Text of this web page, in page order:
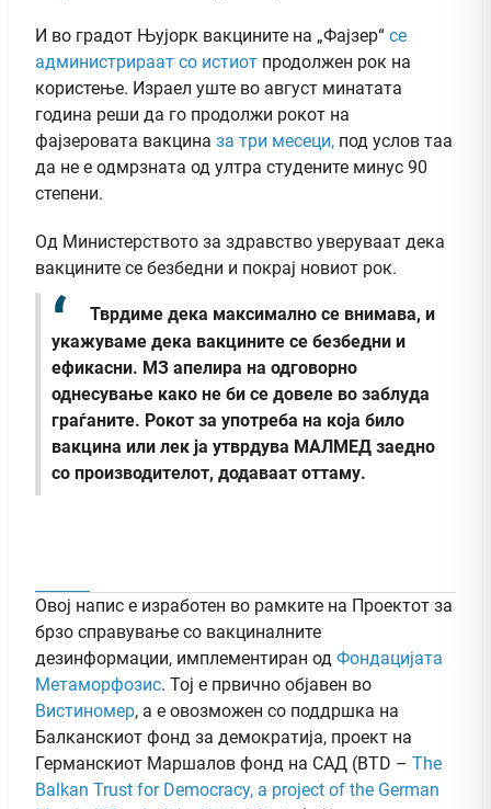
И во градот Њујорк вакцините на „Фајзер“ се
администрираат со истиот продолжен рок на
користење. Израел уште во август минатата
година реши да го продолжи рокот на
фајзеровата вакцина за три месеци, под услов таа
да не е одмрзната од ултра студените минус 90
степени.
Од Министерството за здравство уверуваат дека
вакцините се безбедни и покрај новиот рок.
Тврдиме дека максимално се внимава, и
укажуваме дека вакцините се безбедни и
ефикасни. МЗ апелира на одговорно
однесување како не би се довеле во заблуда
граѓаните. Рокот за употреба на која било
вакцина или лек ја утврдува МАЛМЕД заедно
со производителот, додаваат оттаму.
Овој напис е изработен во рамките на Проектот за
брзо справување со вакциналните
дезинформации, имплементиран од Фондацијата
Метаморфозис. Тој е првично објавен во
Вистиномер, а e овозможен со поддршка на
Балканскиот фонд за демократија, проект на
Германскиот Маршалов фонд на САД (BTD – The
Balkan Trust for Democracy, a project of the German